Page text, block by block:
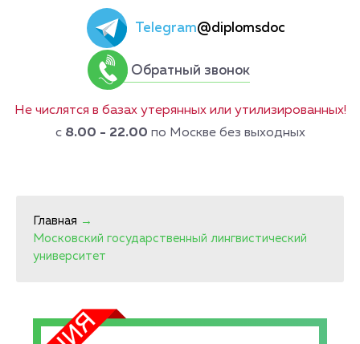
Telegram@diplomsdoc
Обратный звонок
Не числятся в базах утерянных или утилизированных!
с 8.00 - 22.00 по Москве без выходных
Главная →
Московский государственный лингвистический
университет